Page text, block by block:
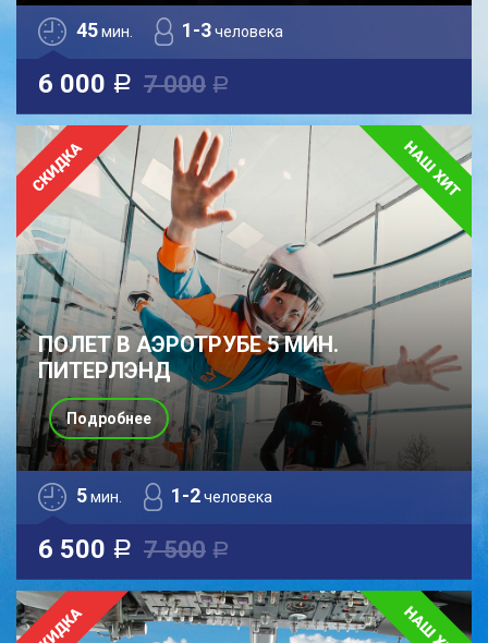
45мин. 1-3человека
6 000 a 7 000 a
ПОЛЕТ В АЭРОТРУБЕ 5 МИН.
ПИТЕРЛЭНД
5мин. 1-2человека
6 500 a 7 500 a
Подробнее